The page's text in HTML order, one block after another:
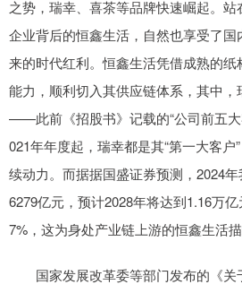
之势，瑞幸、喜茶等品牌快速崛起。
企业背后的恒鑫生活，自然也享受了
来的时代红利。恒鑫生活凭借成熟的
能力，顺利切入其供应链体系，其中
——此前《招股书》记载的“公司前五
021年年度起，瑞幸都是其“第一大客
续动力。而据据国盛证券预测，2024
6279亿元，预计2028年将达到1.16万
7%，这为身处产业链上游的恒鑫生活
国家发展改革委等部门发布的《关